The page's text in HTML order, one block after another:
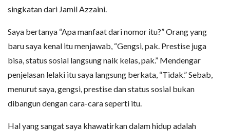
singkatan dari Jamil Azzaini.
Saya bertanya “Apa manfaat dari nomor itu?” Orang yang
baru saya kenal itu menjawab, “Gengsi, pak. Prestise juga
bisa, status sosial langsung naik kelas, pak.” Mendengar
penjelasan lelaki itu saya langsung berkata, “Tidak.” Sebab,
menurut saya, gengsi, prestise dan status sosial bukan
dibangun dengan cara-cara seperti itu.
Hal yang sangat saya khawatirkan dalam hidup adalah